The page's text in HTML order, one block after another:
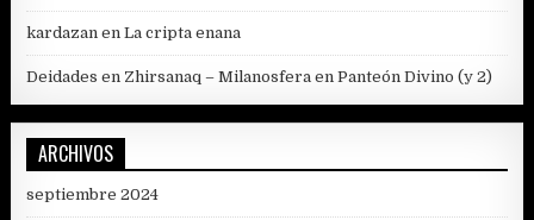
kardazan enLa cripta enana
Deidades en Zhirsanaq – Milanosfera enPanteón Divino (y 2)
ARCHIVOS
septiembre 2024